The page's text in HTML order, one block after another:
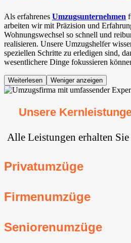
Als erfahrenes Umzugsunternehmen
arbeiten wir mit Präzision und
Wohnungswechsel so schnell und
realisieren. Unsere Umzugshelfer
speziellen Schritte zu erledigen sind,
wesentlichere Dinge fokussieren
Weiterlesen Weniger anzeigen
Unsere
Alle Leistungen erhalten
Privatumzüge
Firmenumzüge
Seniorenumzüge